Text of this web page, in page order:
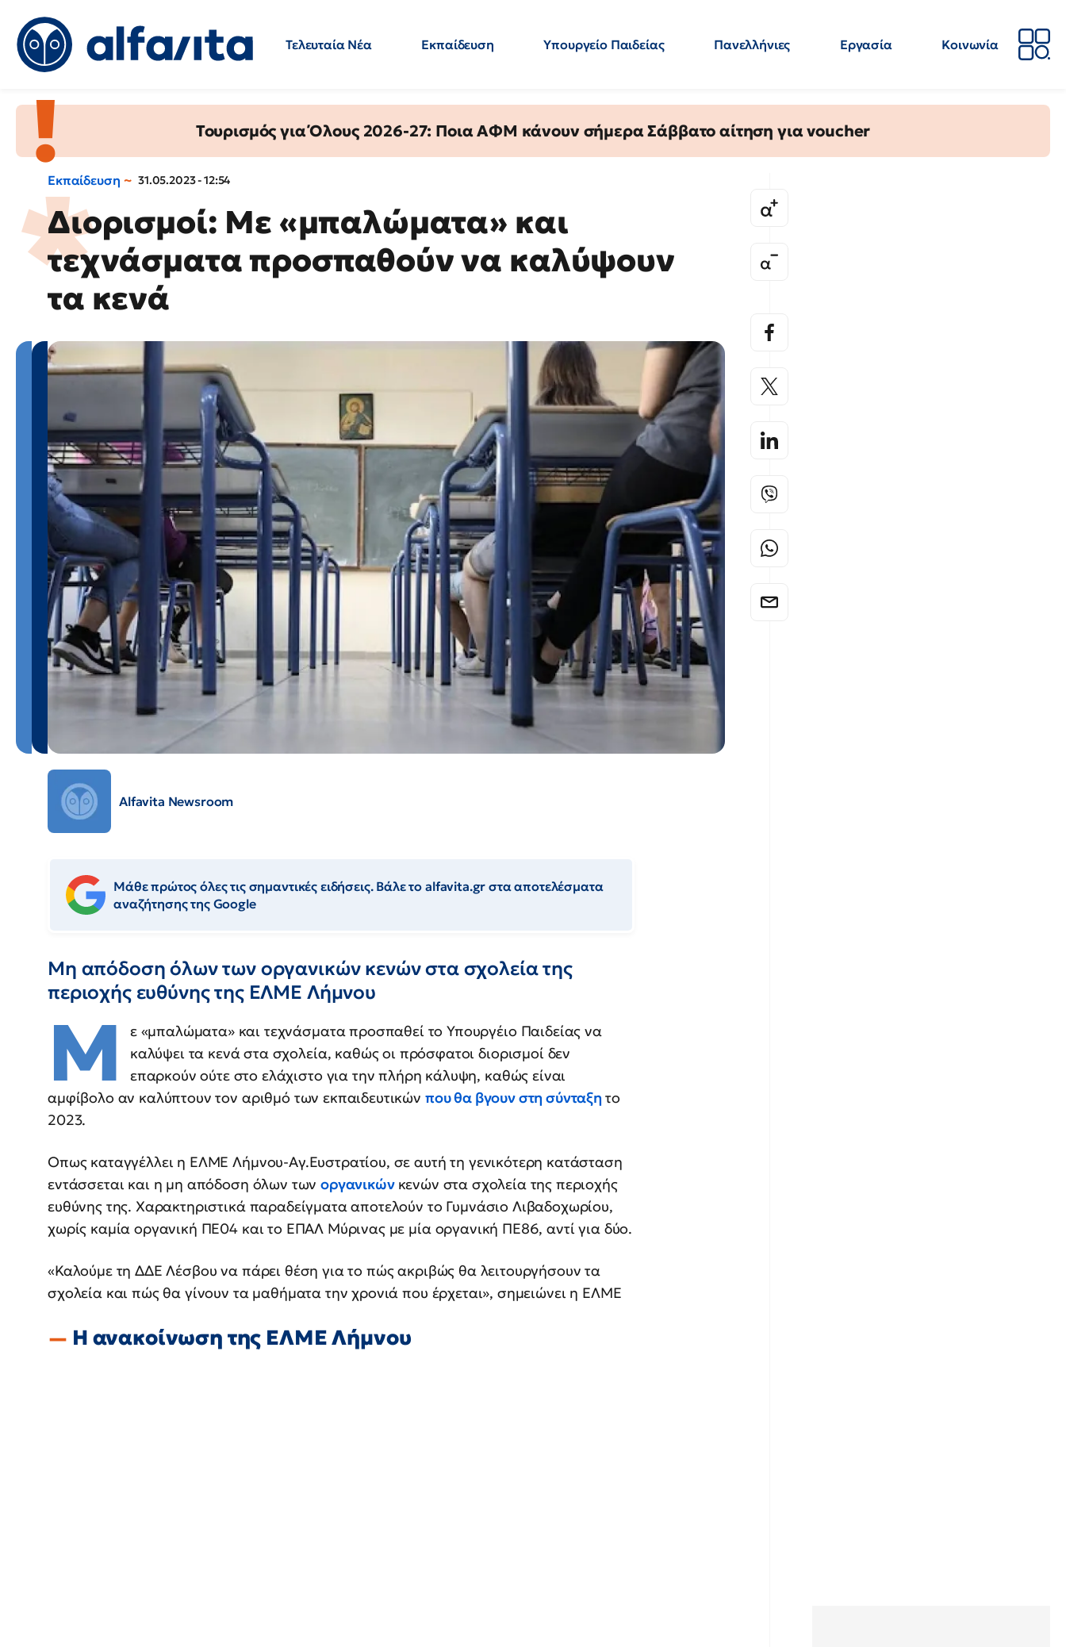
Τελευταία Νέα Εκπαίδευση Υπουργείο Παιδείας Πανελλήνιες Εργασία
Κοινωνία
Τουρισμός για Όλους 2026-27: Ποια ΑΦΜ κάνουν σήμερα Σάββατο αίτηση για voucher
Εκπαίδευση 31.05.2023 - 12:54
Διορισμοί: Με «μπαλώματα» και
τεχνάσματα προσπαθούν να καλύψουν
τα κενά
Alfavita Newsroom
Μάθε πρώτος όλες τις σημαντικές ειδήσεις. Βάλε το alfavita.gr στα αποτελέσματα
αναζήτησης της Google
Μη απόδοση όλων των οργανικών κενών στα σχολεία της
περιοχής ευθύνης της ΕΛΜΕ Λήμνου
Μ
ε «μπαλώματα» και τεχνάσματα προσπαθεί το Υπουργέιο Παιδείας να
καλύψει τα κενά στα σχολεία, καθώς οι πρόσφατοι διορισμοί δεν
επαρκούν ούτε στο ελάχιστο για την πλήρη κάλυψη, καθώς είναι
αμφίβολο αν καλύπτουν τον αριθμό των εκπαιδευτικών που θα βγουν στη σύνταξη το
2023.
Οπως καταγγέλλει η ΕΛΜΕ Λήμνου-Αγ.Ευστρατίου, σε αυτή τη γενικότερη κατάσταση
εντάσσεται και η μη απόδοση όλων τωνοργανικών κενών στα σχολεία της περιοχής
ευθύνης της. Χαρακτηριστικά παραδείγματα αποτελούν το Γυμνάσιο Λιβαδοχωρίου,
χωρίς καμία οργανική ΠΕ04 και το ΕΠΑΛ Μύρινας με μία οργανική ΠΕ86, αντί για δύο.
«Καλούμε τη ΔΔΕ Λέσβου να πάρει θέση για το πώς ακριβώς θα λειτουργήσουν τα
σχολεία και πώς θα γίνουν τα μαθήματα την χρονιά που έρχεται», σημειώνει η ΕΛΜΕ
Η ανακοίνωση της ΕΛΜΕ Λήμνου